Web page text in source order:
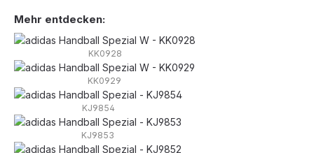
Mehr entdecken:
KK0928
KK0929
KJ9854
KJ9853